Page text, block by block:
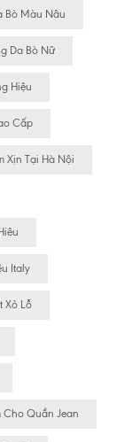
Bò Màu Nâu
Da Bò Nữ
Hiệu
Cấp
Xịn Tại Hà Nội
Italy
Xỏ Lỗ
Cho Quần Jean